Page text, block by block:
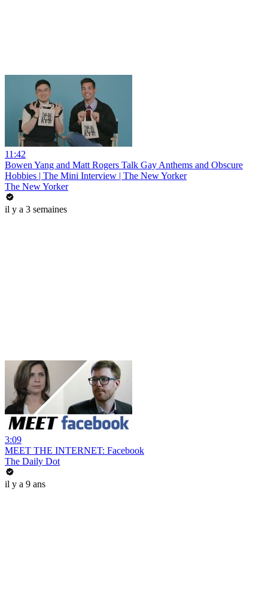
11:42
Bowen Yang and Matt Rogers Talk Gay Anthems and Obscure
Hobbies | The Mini Interview | The New Yorker
The New Yorker
il y a 3 semaines
3:09
MEET THE INTERNET: Facebook
The Daily Dot
il y a 9 ans